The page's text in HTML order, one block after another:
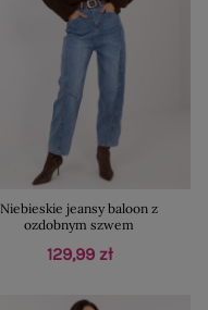
Niebieskie jeansy baloon z
ozdobnym szwem
129,99 zł